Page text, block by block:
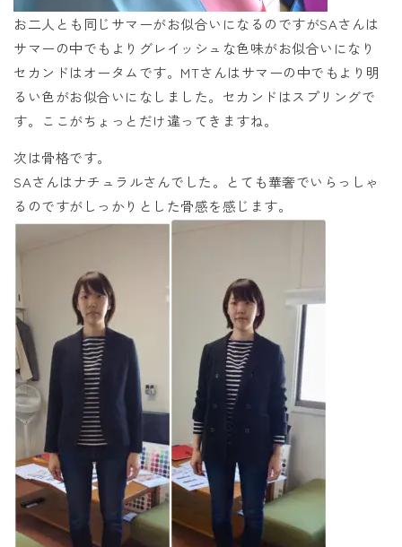
お二人とも同じサマーがお似合いになるのですがSAさんは
サマーの中でもよりグレイッシュな色味がお似合いになり
セカンドはオータムです。MTさんはサマーの中でもより明
るい色がお似合いになしました。セカンドはスプリングで
す。ここがちょっとだけ違ってきますね。
次は骨格です。
SAさんはナチュラルさんでした。とても華奢でいらっしゃ
るのですがしっかりとした骨感を感じます。